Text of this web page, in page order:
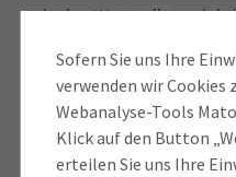
Sofern Sie uns Ihre
verwenden wir Cookies
Webanalyse-Tools
Klick auf den Button
erteilen Sie uns Ihre
mit das Wertvollste
Prüfungssystem in
funktionieren. Als
Praxis sind Sie
aufgrund Ihrer Expertise